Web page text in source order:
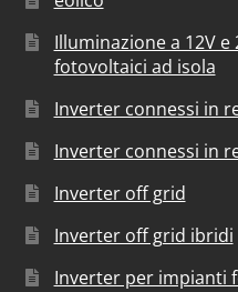
Illuminazione a 12V
fotovoltaici ad isola
Inverter connessi in
Inverter connessi in
Inverter off grid
Inverter off grid ibridi
Inverter per impianti